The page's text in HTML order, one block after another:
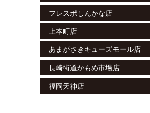
フレスポしんかな店
上本町店
あまがさきキューズモール店
長崎街道かもめ市場店
福岡天神店